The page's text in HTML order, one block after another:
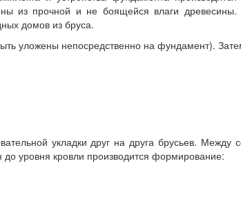
из прочной и не боящейся влаги
домов из бруса.
уложены непосредственно на фундамент).
укладки друг на друга брусьев.
уровня кровли производится формирование: